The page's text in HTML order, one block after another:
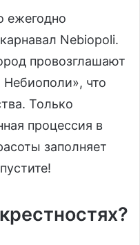
ежегодно
Nebiopoli.
провозглашают
что
Только
процессия в
заполняет